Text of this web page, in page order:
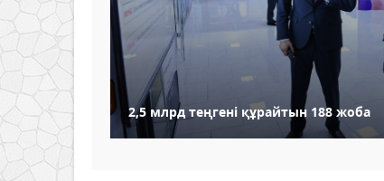
2,5 млрд теңгені құрайтын 188 жоба